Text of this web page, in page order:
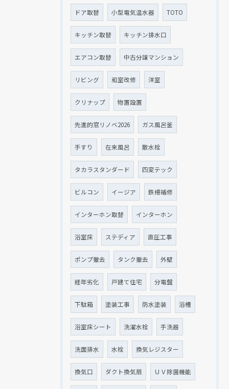
ドア取替 小型電気温水器 TOTO
キッチン取替 キッチン排水口
エアコン取替 中古分譲マンション
リビング 和室改修 洋室
クリナップ 物置設置
先進的窓リノベ2026 ガス風呂釜
手すり 在来風呂 散水栓
タカラスタンダード 四変テック
ビルコン イージア 鉄柵補修
インターホン取替 インターホン
浴室床 ステディア 直圧工事
ポンプ撤去 タンク撤去 外壁
経年劣化 戸建て住宅 分電盤
下駄箱 塗装工事 防水塗装 浴槽
浴室床シート 洗濯水栓 手洗器
洗面排水 水栓 換気レジスター
換気口 ダクト換気扇 ＵＶ除菌機能